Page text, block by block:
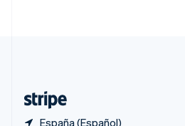
España (Español)